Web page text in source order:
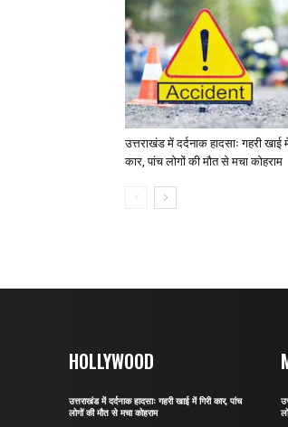
उत्तराखंड में दर्दनाक हादसाः गहरी खाई
कार, पांच लोगों की मौत से मचा कोहराम
HOLLYWOOD
उत्तराखंड में दर्दनाक हादसाः गहरी खाई में गिरी कार, पांच
लोगों की मौत से मचा कोहराम